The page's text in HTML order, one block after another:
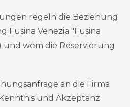
regeln die Beziehung
Fusina Venezia "Fusina
und wem die Reservierung
an die Firma
und Akzeptanz